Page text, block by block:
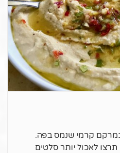
קרמי שנמס בפה.
לאכול יותר סלטים